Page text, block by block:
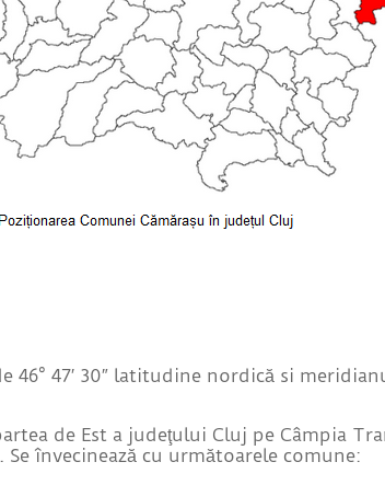
46° 47′ 30″ latitudine nordică si
de Est a judeţului Cluj pe Câmpia
învecinează cu următoarele comune: